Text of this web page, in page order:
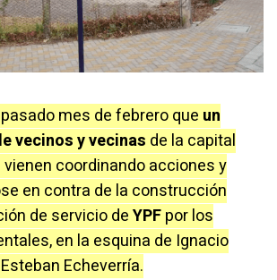
mes de febrero que un
vecinos y vecinas de la capital
vienen coordinando acciones y
en contra de la construcción
de servicio deYPFpor los
en la esquina de Ignacio
Echeverría.